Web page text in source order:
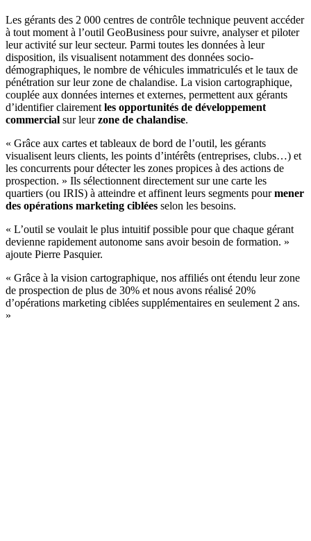
Les gérants des 2 000 centres de contrôle technique peuvent accéder
à tout moment à l’outil GeoBusiness pour suivre, analyser et piloter
leur activité sur leur secteur. Parmi toutes les données à leur
disposition, ils visualisent notamment des données socio-
démographiques, le nombre de véhicules immatriculés et le taux de
pénétration sur leur zone de chalandise. La vision cartographique,
couplée aux données internes et externes, permettent aux gérants
d’identifier clairement les opportunités de développement
commercial sur leurzone de chalandise.
« Grâce aux cartes et tableaux de bord de l’outil, les gérants
visualisent leurs clients, les points d’intérêts (entreprises, clubs…) et
les concurrents pour détecter les zones propices à des actions de
prospection. » Ils sélectionnent directement sur une carte les
quartiers (ou IRIS) à atteindre et affinent leurs segments pourmener
des opérations marketing ciblées selon les besoins.
« L’outil se voulait le plus intuitif possible pour que chaque gérant
devienne rapidement autonome sans avoir besoin de formation. »
ajoute Pierre Pasquier.
« Grâce à la vision cartographique, nos affiliés ont étendu leur zone
de prospection de plus de 30% et nous avons réalisé 20%
d’opérations marketing ciblées supplémentaires en seulement 2 ans.
»